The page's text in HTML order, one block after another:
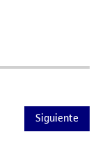
Siguiente